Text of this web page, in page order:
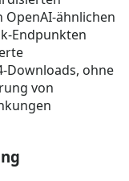
ähnlichen
Endpunkten
Downloads, ohne
von